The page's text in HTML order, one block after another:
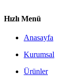
Hızlı Menü
Anasayfa
Kurumsal
Ürünler